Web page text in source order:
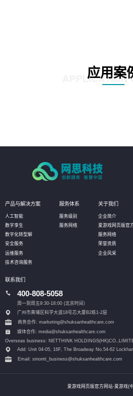
应用案
APPLICATION
产品与解决方案
人工智能
数字孪生
数字化转型解
安全服务
运维服务
技术咨询服务
服务体系
服务级别
服务网络
关于我们
企业简介
爱游戏网页版官
服务网络
荣誉资质
企业风采
联系我们
400-808-5058
周一到周五9:30-18:00 (北京时间）
广州市黄埔区科学大道18号芯大厦B2栋1-2层
商务合作: marketing@shuksanhealthcare.com
媒体合作: media@shuksanhealthcare.com
Overseas business: NETTHINK
Add: Unit 04-05, 16F, The Broadway No.54-62
Email: sinontt_business@shuksanhealthcare.com
爱游戏网页版官方网站-爱游戏(